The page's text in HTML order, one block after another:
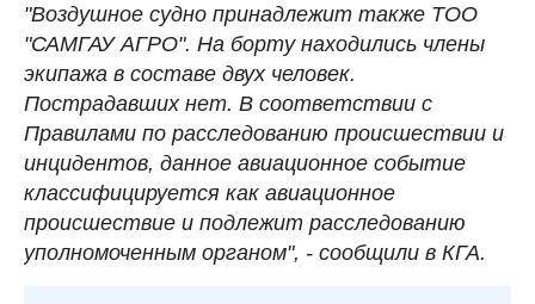
"Воздушное судно принадлежит также ТОО
"САМГАУ АГРО". На борту находились члены
экипажа в составе двух человек.
Пострадавших нет. В соответствии с
Правилами по расследованию происшествии и
инцидентов, данное авиационное событие
классифицируется как авиационное
происшествие и подлежит расследованию
уполномоченным органом", - сообщили в КГА.